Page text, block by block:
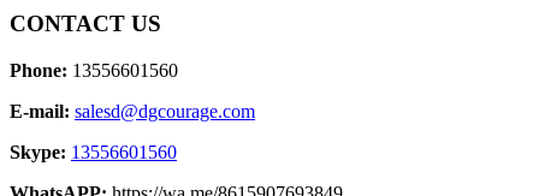
CONTACT US
Phone: 13556601560
E-mail: salesd@dgcourage.com
Skype: 13556601560